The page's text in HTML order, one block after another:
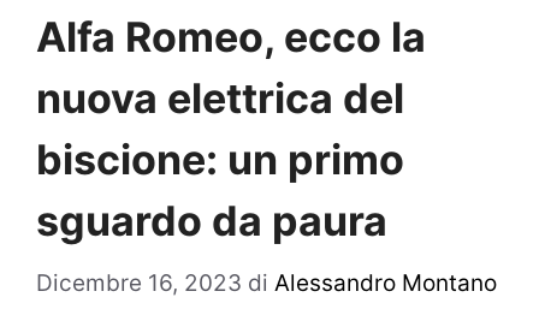
Alfa Romeo, ecco la
nuova elettrica del
biscione: un primo
sguardo da paura
Dicembre 16, 2023 di Alessandro Montano